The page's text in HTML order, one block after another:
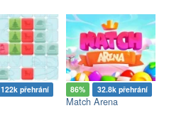
122k přehrání 86% 32.8k přehrání
Match Arena